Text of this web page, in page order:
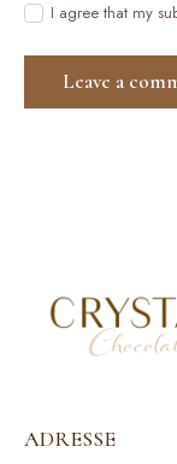
I agree that my
ADRESSE